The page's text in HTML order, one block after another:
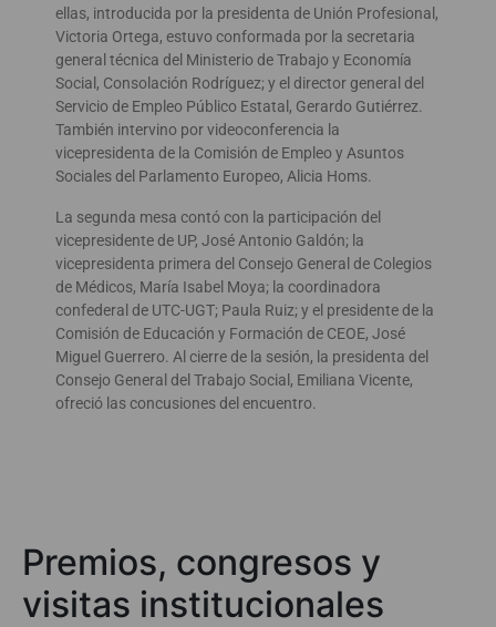
ellas, introducida por la presidenta de Unión Profesional,
Victoria Ortega, estuvo conformada por la secretaria
general técnica del Ministerio de Trabajo y Economía
Social, Consolación Rodríguez; y el director general del
Servicio de Empleo Público Estatal, Gerardo Gutiérrez.
También intervino por videoconferencia la
vicepresidenta de la Comisión de Empleo y Asuntos
Sociales del Parlamento Europeo, Alicia Homs.
La segunda mesa contó con la participación del
vicepresidente de UP, José Antonio Galdón; la
vicepresidenta primera del Consejo General de Colegios
de Médicos, María Isabel Moya; la coordinadora
confederal de UTC-UGT; Paula Ruiz; y el presidente de la
Comisión de Educación y Formación de CEOE, José
Miguel Guerrero. Al cierre de la sesión, la presidenta del
Consejo General del Trabajo Social, Emiliana Vicente,
ofreció las concusiones del encuentro.
Premios, congresos y
visitas institucionales